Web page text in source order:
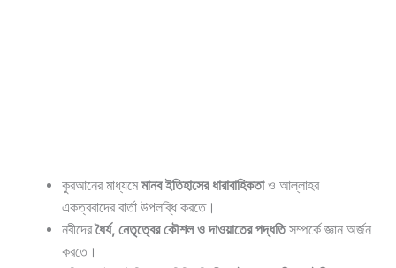
কুরআনের মাধ্যমেমানব ইতিহাসের ধারাবাহিকতাও আল্লাহর
একত্ববাদের বার্তা উপলব্ধি করতে।
নবীদেরধৈর্য, নেতৃত্বের কৌশল ও দাওয়াতের পদ্ধতিসম্পর্কে জ্ঞান অর্জন
করতে।